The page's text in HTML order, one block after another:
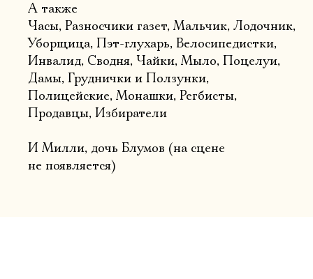
А также
Часы, Разносчики газет, Мальчик, Лодочник,
Уборщица, Пэт-глухарь, Велосипедистки,
Инвалид, Сводня, Чайки, Мыло, Поцелуи,
Дамы, Груднички и Ползунки,
Полицейские, Монашки, Регбисты,
Продавцы, Избиратели
И Милли, дочь Блумов (на сцене
не появляется)